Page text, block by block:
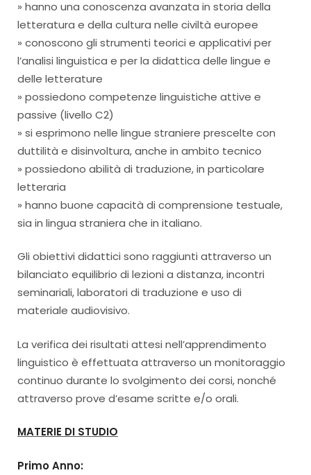
» hanno una conoscenza avanzata in storia della
letteratura e della cultura nelle civiltà europee
» conoscono gli strumenti teorici e applicativi per
l’analisi linguistica e per la didattica delle lingue e
delle letterature
» possiedono competenze linguistiche attive e
passive (livello C2)
» si esprimono nelle lingue straniere prescelte con
duttilità e disinvoltura, anche in ambito tecnico
» possiedono abilità di traduzione, in particolare
letteraria
» hanno buone capacità di comprensione testuale,
sia in lingua straniera che in italiano.
Gli obiettivi didattici sono raggiunti attraverso un
bilanciato equilibrio di lezioni a distanza, incontri
seminariali, laboratori di traduzione e uso di
materiale audiovisivo.
La verifica dei risultati attesi nell’apprendimento
linguistico è effettuata attraverso un monitoraggio
continuo durante lo svolgimento dei corsi, nonché
attraverso prove d’esame scritte e/o orali.
MATERIE DI STUDIO
Primo Anno: